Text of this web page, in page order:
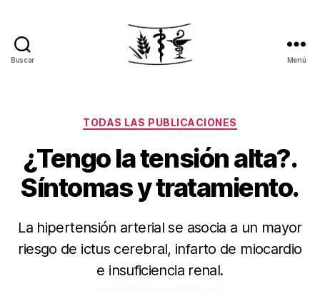
Buscar
tu
salud
Menú
Categorías
TODAS LAS PUBLICACIONES
¿Tengo la tensión alta?.
Síntomas y tratamiento.
La hipertensión arterial se asocia a un mayor
riesgo de ictus cerebral, infarto de miocardio
e insuficiencia renal.